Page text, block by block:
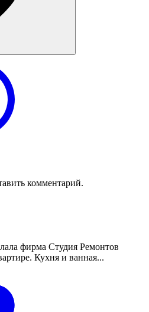
комментарий.
фирма Студия Ремонтов
Кухня и ванная...